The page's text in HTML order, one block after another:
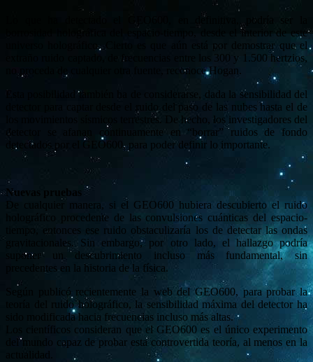
Lo que ha detectado el GEO600, en definitiva, podría ser la
borrosidad holográfica del espacio-tiempo, desde el interior de este
universo holográfico. Cierto es que aún está por demostrar que el
extraño ruido captado, de frecuencias entre los 300 y 1.500 hertzios,
no proceda de cualquier otra fuente, reconoce Hogan.
Esta posibilidad también ha de considerarse, dada la sensibilidad del
detector para captar desde el ruido del paso de las nubes hasta el de
los movimientos sísmicos terrestres. De hecho, los investigadores del
detector se afanan continuamente en “borrar” ruidos de fondo
detectados por el GEO600, para poder definir lo importante.
Nuevas pruebas
De cualquier manera, si el GEO600 hubiera descubierto el ruido
holográfico procedente de las convulsiones cuánticas del espacio-
tiempo, entonces ese ruido obstaculizaría los de detectar las ondas
gravitacionales. Sin embargo, por otro lado, el hallazgo podría
suponer un descubrimiento incluso más fundamental, sin
precedentes en la historia de la física.
Según publicó recientemente la web del GEO600, para probar la
teoría del ruido holográfico, la sensibilidad máxima del detector ha
sido modificada hacia frecuencias incluso más altas.
Los científicos consideran que el GEO600 es el único experimento
del mundo capaz de probar esta controvertida teoría, al menos en la
actualidad.